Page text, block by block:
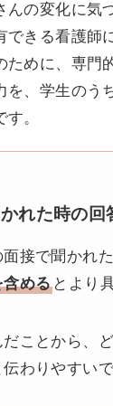
んの変化に気
できる看護師
ために、専門
を、学生のう
。
れた時の回
接で聞かれた
含める とより
ことから、
わりやすいで